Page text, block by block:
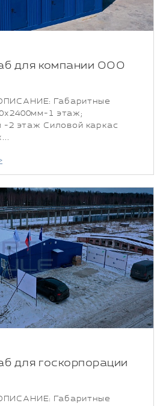
для компании ООО
Габаритные
1 этаж;
-2 этаж Силовой каркас
для госкорпорации
Габаритные